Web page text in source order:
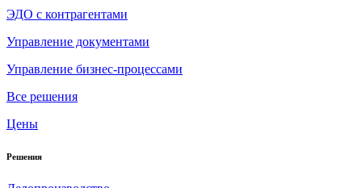
ЭДО с контрагентами
Управление документами
Управление бизнес-процессами
Все решения
Цены
Решения